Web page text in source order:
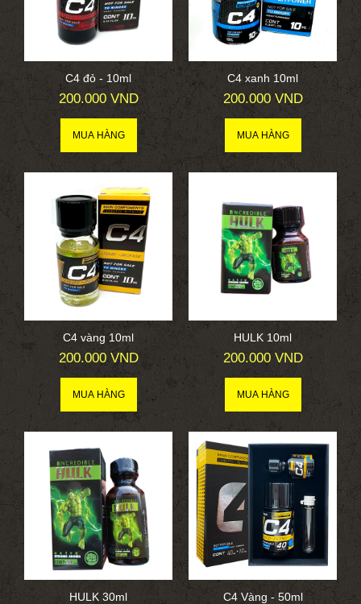
C4 đỏ - 10ml
200.000 VND
C4 xanh 10ml
200.000 VND
C4 vàng 10ml
200.000 VND
HULK 10ml
200.000 VND
HULK 30ml C4 Vàng - 50ml